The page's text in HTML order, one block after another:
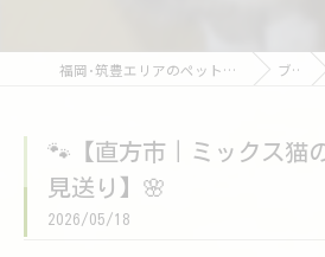
福岡･筑豊エリアのペット火葬ならペット訪問火葬ポピー ブログ
🐾【直方市｜ミックス猫
見送り】🌸
2026/05/18